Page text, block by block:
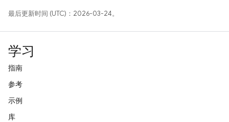
最后更新时间 (UTC)：2026-03-24。
学习
指南
参考
示例
库